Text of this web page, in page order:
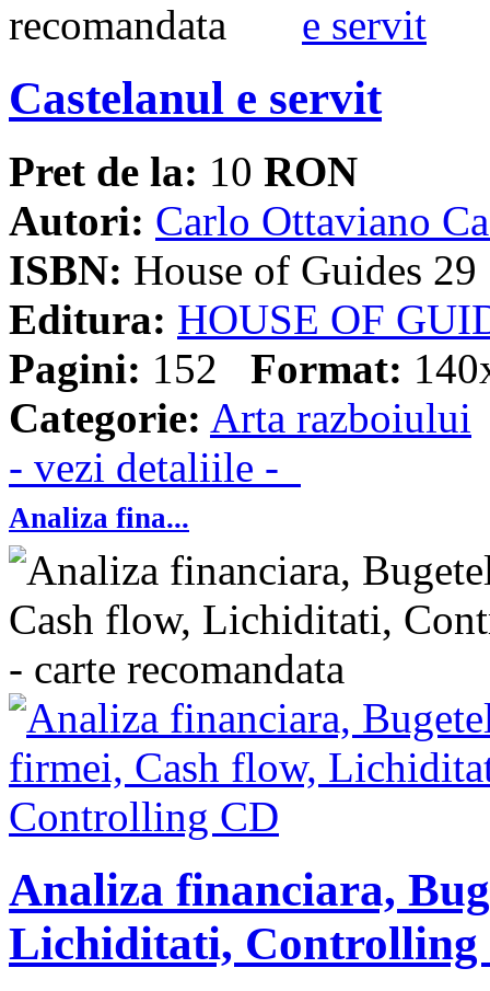
Castelanul e servit
Pret de la: 10 RON
Autori: Carlo Ottaviano
ISBN: House of Guides 29
Editura: HOUSE OF
Pagini: 152 Format:
Categorie: Arta razboiului
- vezi detaliile -
Analiza fina...
Analiza financiara,
Lichiditati, Controlling